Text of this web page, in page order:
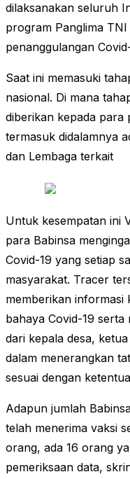
dilaksanakan seluruh
program Panglima
penanggulangan
Saat ini memasuki
nasional. Di mana
diberikan kepada para
termasuk didalamnya
dan Lembaga terkait
Untuk kesempatan ini
para Babinsa
Covid-19 yang setiap
masyarakat. Tracer
memberikan informasi
bahaya Covid-19
dari kepala desa,
dalam menerangkan
sesuai dengan
Adapun jumlah
telah menerima vaksi
orang, ada 16 orang
pemeriksaan data,